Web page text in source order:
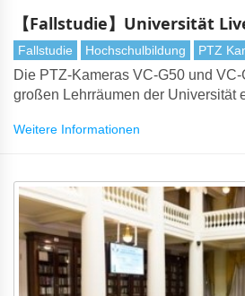
【Fallstudie】Universität
Fallstudie Hochschulbildung PTZ
Die PTZ-Kameras VC-G50 und
großen Lehrräumen der Universität
Weitere Informationen